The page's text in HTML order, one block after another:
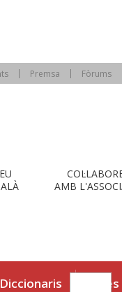
Premsa Fòrums
AMB
Diccionaris Eines